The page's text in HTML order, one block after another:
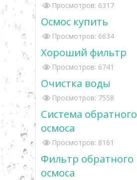
Просмотров: 6317
Осмос купить
Просмотров: 6634
Хороший фильтр
Просмотров: 6741
Очистка воды
Просмотров: 7558
Система обратного
осмоса
Просмотров: 8161
Фильтр обратного
осмоса